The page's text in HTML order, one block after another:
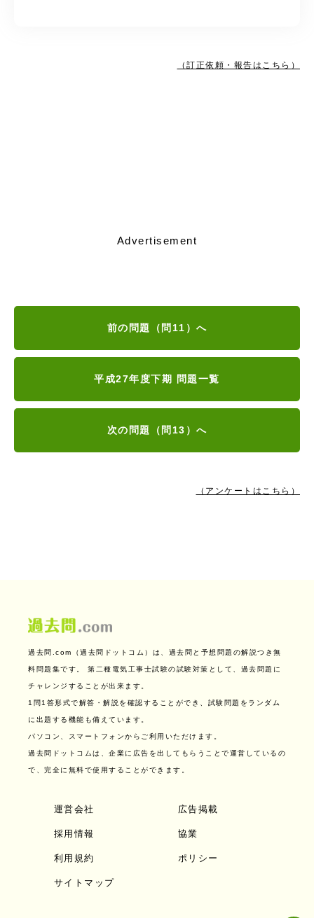
（訂正依頼・報告はこちら）
Advertisement
前の問題（問11）へ
平成27年度下期 問題一覧
次の問題（問13）へ
（アンケートはこちら）
過去問.com（過去問ドットコム）は、過去問と予想問題の解説つき無
料問題集です。 第二種電気工事士試験の試験対策として、過去問題に
チャレンジすることが出来ます。
1問1答形式で解答・解説を確認することができ、試験問題をランダム
に出題する機能も備えています。
パソコン、スマートフォンからご利用いただけます。
過去問ドットコムは、企業に広告を出してもらうことで運営しているの
で、完全に無料で使用することができます。
運営会社 広告掲載
採用情報 協業
利用規約 ポリシー
サイトマップ